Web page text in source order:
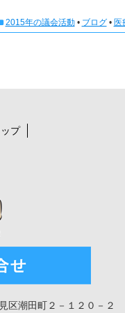
2015年の議会活動• ブログ• 医
プ
区潮田町２－１２０－２